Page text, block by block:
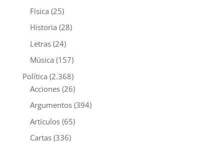
Física (25)
Historia (28)
Letras(24)
Música (157)
Política (2.368)
Acciones(26)
Argumentos(394)
Artículos(65)
Cartas(336)